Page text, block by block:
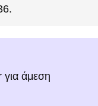
για άμεση